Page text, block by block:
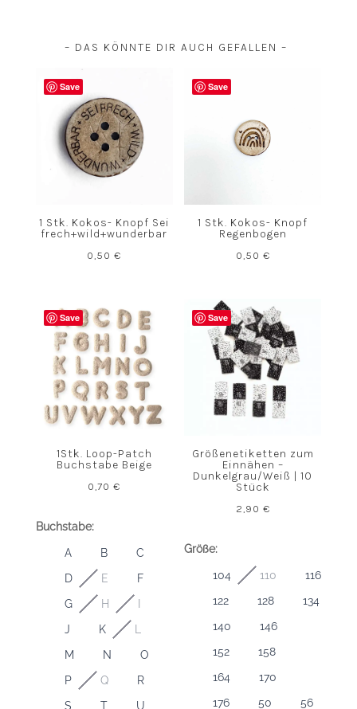
– DAS KÖNNTE DIR AUCH GEFALLEN –
Save
1 Stk. Kokos- Knopf Sei
frech+wild+wunderbar
0,50€
Save
1 Stk. Kokos- Knopf
Regenbogen
0,50 €
Save
1Stk. Loop-Patch
Buchstabe Beige
0,70€
Buchstabe:
A B
C
D
E
F
G
H
J
K
M
N
O
P
Q
R
S
T
U
Save
Größenetiketten zum
Einnähen –
Dunkelgrau/Weiß | 10
Stück
2,90 €
Größe:
104 110
116
122
128
134
140
146
152
158
164
170
176
50
56